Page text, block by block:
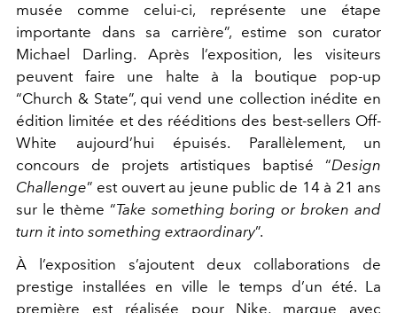
musée comme celui-ci, représente une étape
importante dans sa carrière”, estime son curator
Michael Darling. Après l’exposition, les visiteurs
peuvent faire une halte à la boutique pop-up
“Church & State”, qui vend une collection inédite en
édition limitée et des rééditions des best-sellers Off-
White aujourd’hui épuisés. Parallèlement, un
concours de projets artistiques baptisé “Design
Challenge” est ouvert au jeune public de 14 à 21 ans
sur le thème “Take something boring or broken and
turn it into something extraordinary”.
À l’exposition s’ajoutent deux collaborations de
prestige installées en ville le temps d’un été. La
première est réalisée pour Nike, marque avec